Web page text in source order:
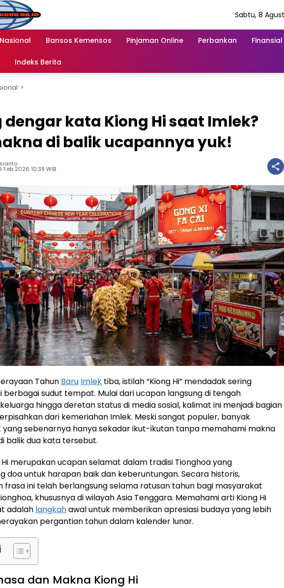
Sabtu, 8
Nasional Bansos Kemensos Pinjaman Online Perbankan Finansial
Indeks Berita
dengar kata Kiong Hi saat Imlek?
di balik ucapannya yuk!
Feb 2026 10:38 WIB
Tahun Baru Imlek tiba, istilah “Kiong Hi” mendadak sering
berbagai sudut tempat. Mulai dari ucapan langsung di tengah
hingga deretan status di media sosial, kalimat ini menjadi bagian
dari kemeriahan Imlek. Meski sangat populer, banyak
sebenarnya hanya sekadar ikut-ikutan tanpa memahami makna
balik dua kata tersebut.
Hi merupakan ucapan selamat dalam tradisi Tionghoa yang
doa untuk harapan baik dan keberuntungan. Secara historis,
frasa ini telah berlangsung selama ratusan tahun bagi masyarakat
khususnya di wilayah Asia Tenggara. Memahami arti Kiong Hi
adalah langkahawal untuk memberikan apresiasi budaya yang lebih
pergantian tahun dalam kalender lunar.
dan Makna Kiong Hi